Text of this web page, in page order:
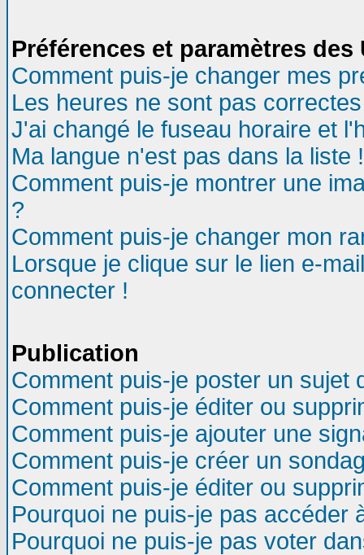
Préférences et paramètres
Comment puis-je changer mes
Les heures ne sont pas
J'ai changé le fuseau horaire et
Ma langue n'est pas dans la liste !
Comment puis-je montrer une
?
Comment puis-je changer mon
Lorsque je clique sur le lien e-
connecter !
Publication
Comment puis-je poster un sujet
Comment puis-je éditer ou
Comment puis-je ajouter une
Comment puis-je créer un
Comment puis-je éditer ou
Pourquoi ne puis-je pas accéder
Pourquoi ne puis-je pas voter